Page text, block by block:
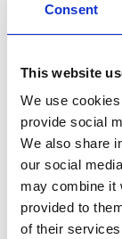
Consent
This website
We use
provide social
We also share
our social
may combine it
provided to
of their
Ost och
Precis i
Mejeris egen
provsmaka,
över disk och
den gjorde
gjorda på
andra lokala
på